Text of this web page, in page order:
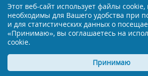
СМОТРИТЕ ТАКЖЕ:
Этот веб-сайт использует файлы cookie,
необходимы для Вашего удобства при
и для статистических данных о
«Принимаю», вы соглашаетесь на
cookie.
Принимаю